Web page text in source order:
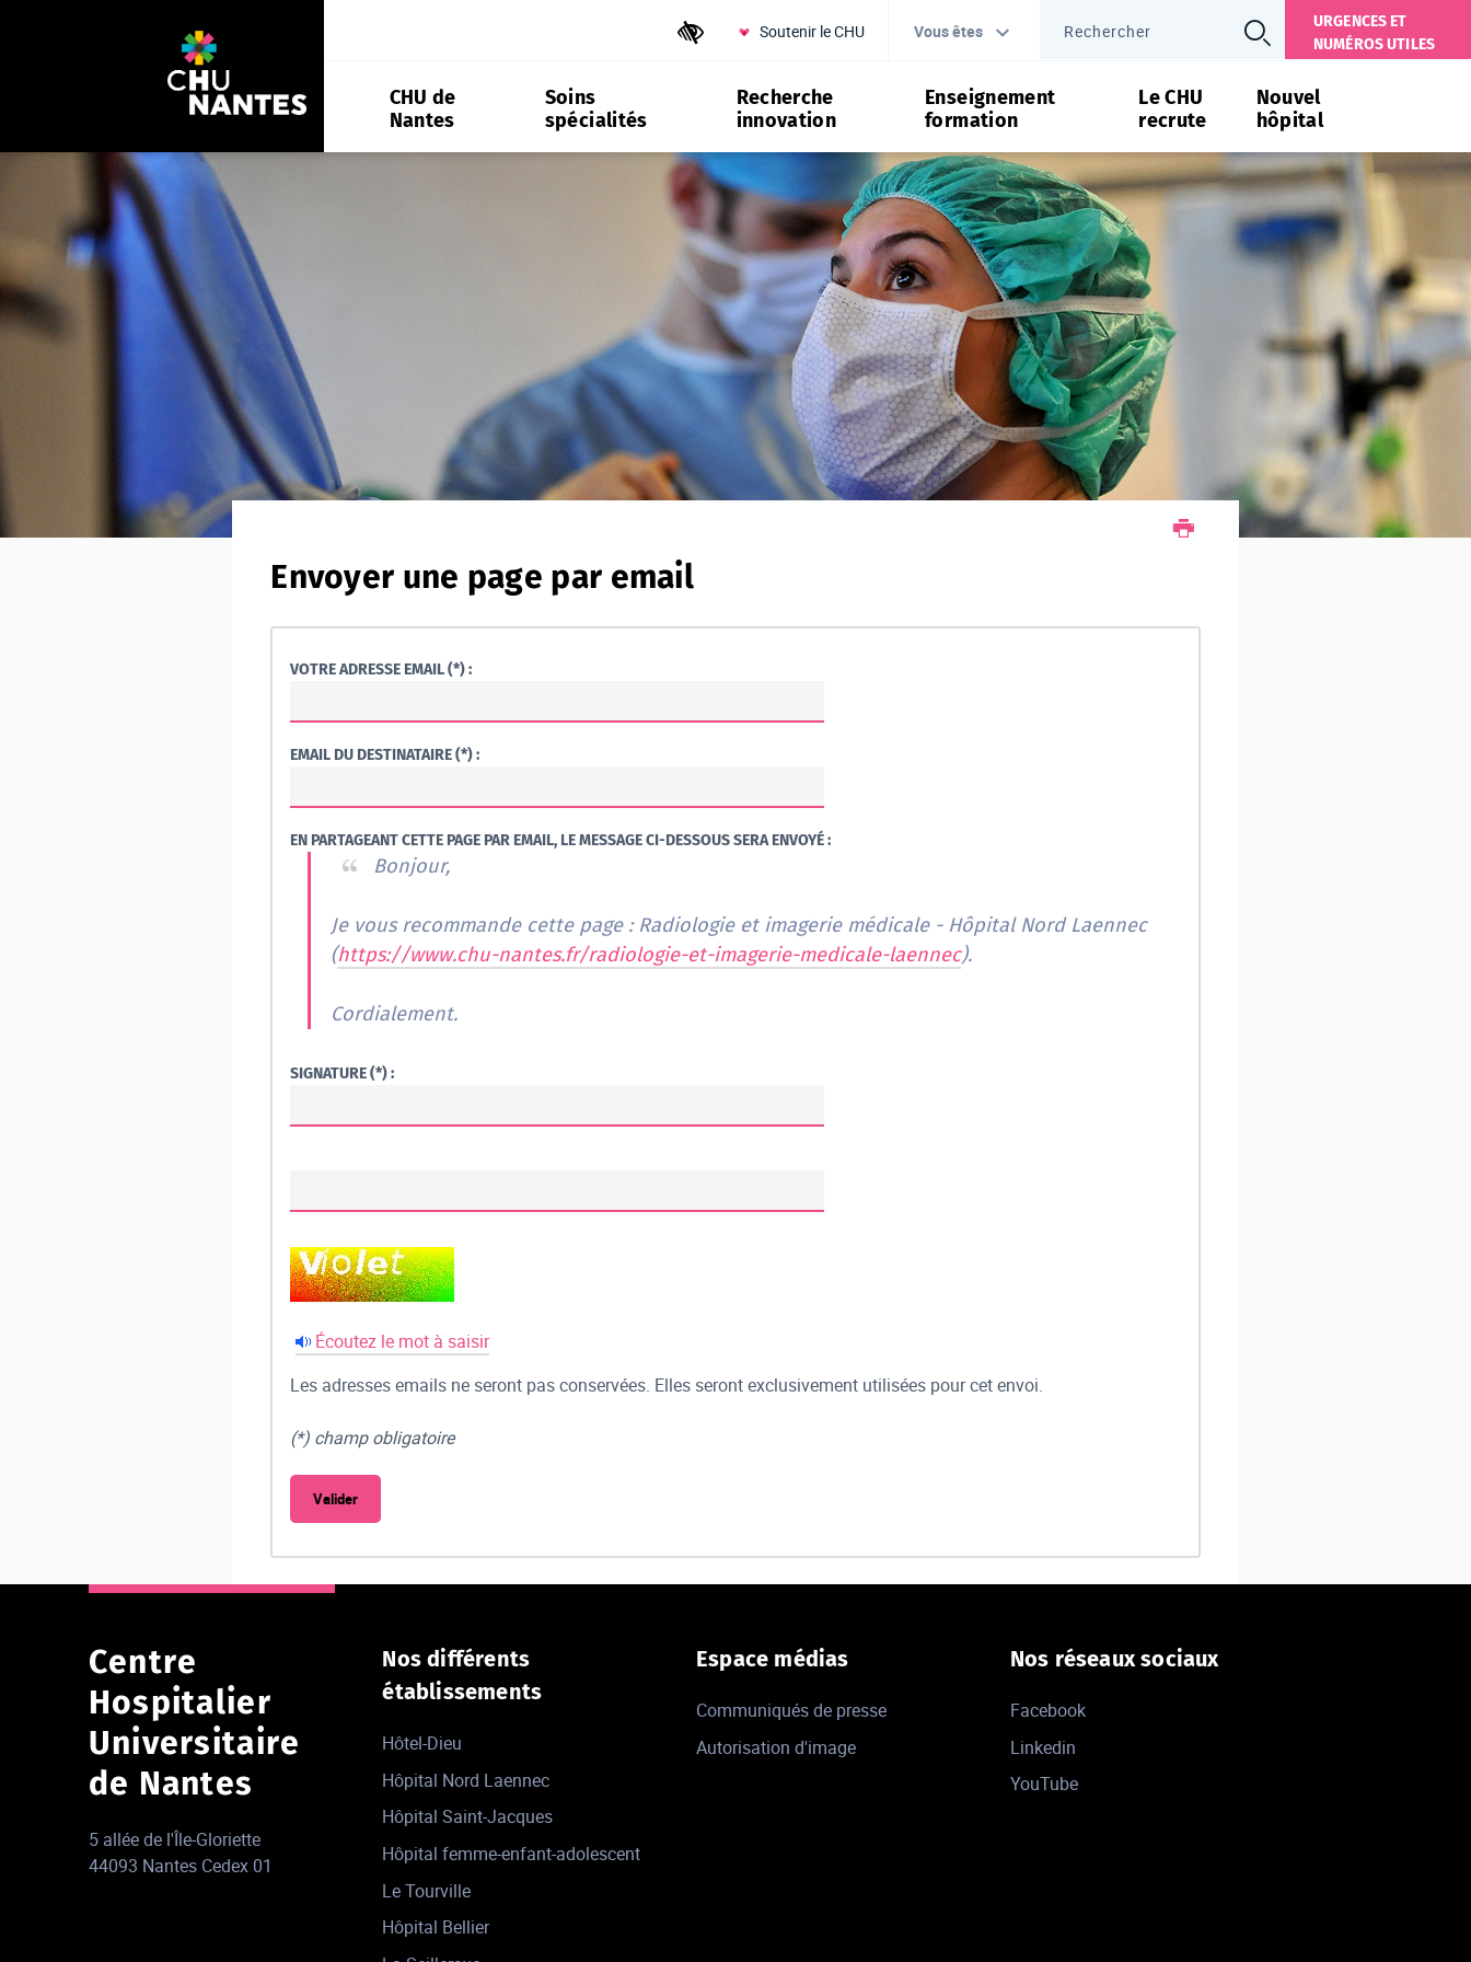
Outils d'accessibilité
Soutenir le CHU Vous êtes
URGENCES ET
NUMÉROS UTILES
CHU de
Nantes
Soins
spécialités
Recherche
innovation
Enseignement
formation
Le CHU
recrute
Nouvel
hôpital
Envoyer une page par email
VOTRE ADRESSE EMAIL (*) :
EMAIL DU DESTINATAIRE (*) :
EN PARTAGEANT CETTE PAGE PAR EMAIL, LE MESSAGE CI-DESSOUS SERA ENVOYÉ :
Bonjour,
Je vous recommande cette page : Radiologie et imagerie médicale - Hôpital Nord Laennec
(https://www.chu-nantes.fr/radiologie-et-imagerie-medicale-laennec).
Cordialement.
SIGNATURE (*) :
Écoutez le mot à saisir
Les adresses emails ne seront pas conservées. Elles seront exclusivement utilisées pour cet envoi.
(*) champ obligatoire
Centre
Hospitalier
Universitaire
de Nantes
5 allée de l'Île-Gloriette
44093 Nantes Cedex 01
Nos différents
établissements
Hôtel-Dieu
Hôpital Nord Laennec
Hôpital Saint-Jacques
Hôpital femme-enfant-adolescent
Le Tourville
Hôpital Bellier
Espace médias
Communiqués de presse
Autorisation d'image
Nos réseaux sociaux
Facebook
Linkedin
YouTube